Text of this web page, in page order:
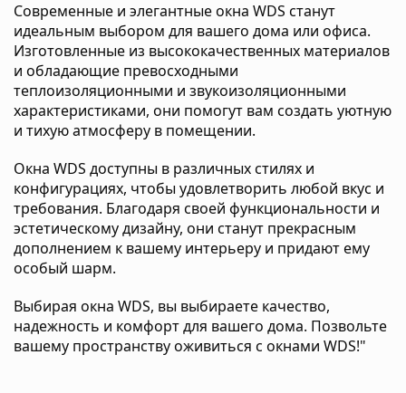
Современные и элегантные окна WDS станут
идеальным выбором для вашего дома или офиса.
Изготовленные из высококачественных материалов
и обладающие превосходными
теплоизоляционными и звукоизоляционными
характеристиками, они помогут вам создать уютную
и тихую атмосферу в помещении.
Окна WDS доступны в различных стилях и
конфигурациях, чтобы удовлетворить любой вкус и
требования. Благодаря своей функциональности и
эстетическому дизайну, они станут прекрасным
дополнением к вашему интерьеру и придают ему
особый шарм.
Выбирая окна WDS, вы выбираете качество,
надежность и комфорт для вашего дома. Позвольте
вашему пространству оживиться с окнами WDS!"